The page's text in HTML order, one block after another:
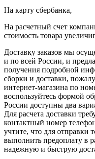
На карту сбербанка,
На расчетный счет
стоимость товара
Доставку заказов мы
и по всей России, и
получения подробной
сборки и доставки,
интернет-магазина по
воспользуйтесь формой
России доступны два
Для расчета доставки
контактный номер
учтите, что для отправки
выполнить предоплату в
надежную и быструю